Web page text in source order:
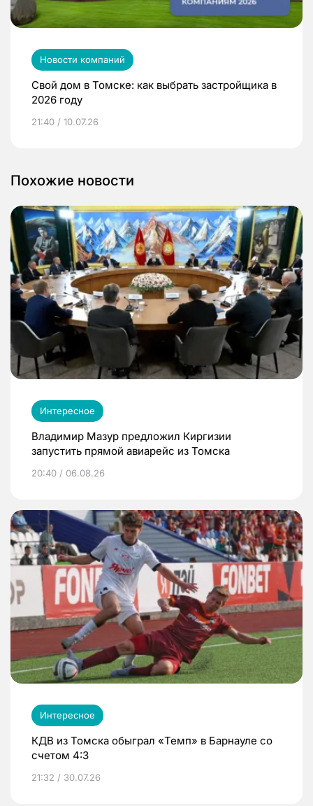
Новости компаний
Свой дом в Томске: как выбрать застройщика в
2026 году
21:40 / 10.07.26
Похожие новости
Интересное
Владимир Мазур предложил Киргизии
запустить прямой авиарейс из Томска
20:40 / 06.08.26
Интересное
КДВ из Томска обыграл «Темп» в Барнауле со
счетом 4:3
21:32 / 30.07.26